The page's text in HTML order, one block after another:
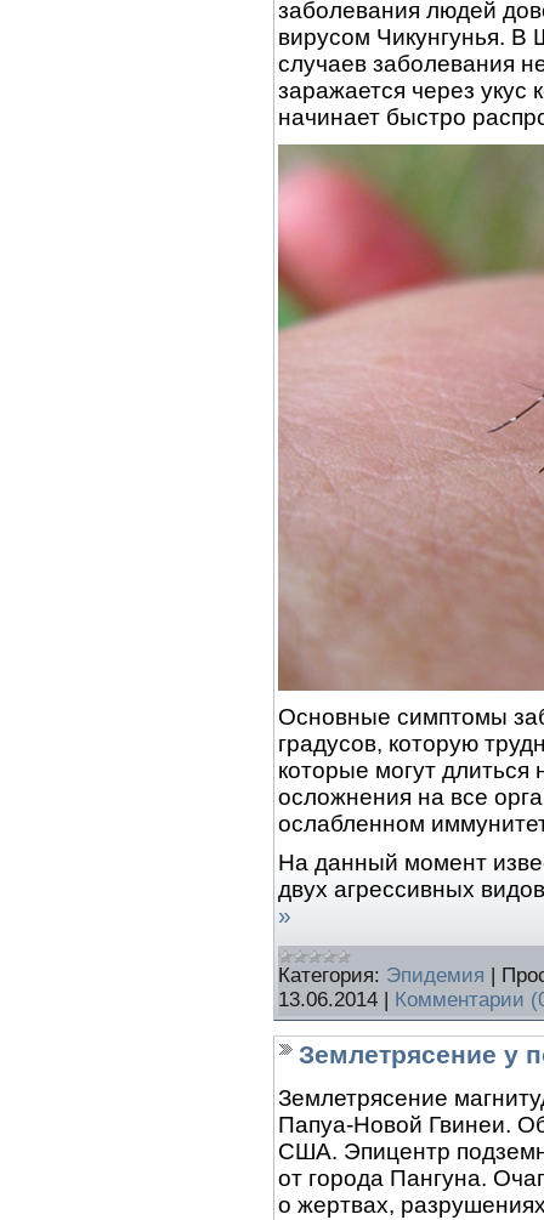
заболевания людей
вирусом Чикунгунья. В
случаев заболевания
заражается через
начинает быстро
Основные симптомы
градусов, которую
которые могут длиться
осложнения на все
ослабленном
На данный момент
двух агрессивных
»
Категория: Эпидемия |
13.06.2014 | Комментарии
Землетрясение у
Землетрясение
Папуа-Новой Гвинеи.
США. Эпицентр
от города Пангуна.
о жертвах,